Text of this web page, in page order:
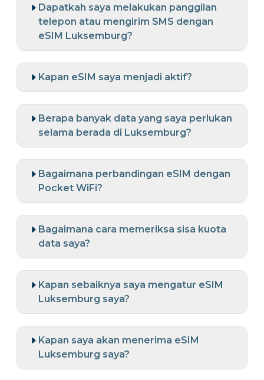
Dapatkah saya melakukan panggilan
telepon atau mengirim SMS dengan
eSIM Luksemburg?
Kapan eSIM saya menjadi aktif?
Berapa banyak data yang saya perlukan
selama berada di Luksemburg?
Bagaimana perbandingan eSIM dengan
Pocket WiFi?
Bagaimana cara memeriksa sisa kuota
data saya?
Kapan sebaiknya saya mengatur eSIM
Luksemburg saya?
Kapan saya akan menerima eSIM
Luksemburg saya?